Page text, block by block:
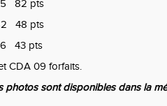
82 pts
48 pts
43 pts
CDA 09 forfaits.
photos sont disponibles dans la